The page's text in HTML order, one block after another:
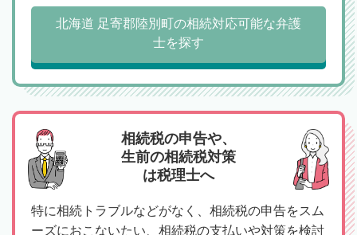
北海道 足寄郡陸別町の相続対応可能な弁護
士を探す
相続税の申告や、
生前の相続税対策
は税理士へ
特に相続トラブルなどがなく、相続税の申告をスム
ーズにおこないたい、相続税の支払いや対策を検討